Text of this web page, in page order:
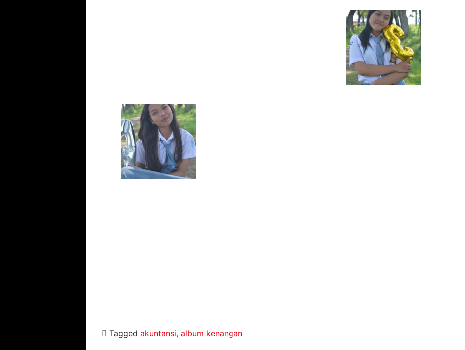
Tagged akuntansi, album kenangan